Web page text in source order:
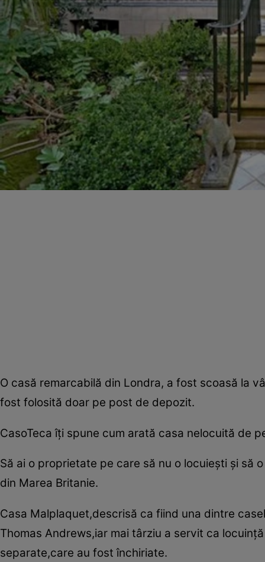
O casă remarcabilă din Londra, a fost scoasă la
fost folosită doar pe post de depozit.
CasoTeca îţi spune cum arată casa nelocuită de
Să ai o proprietate pe care să nu o locuieşti şi
din Marea Britanie.
Casa Malplaquet,descrisă ca fiind una dintre
Thomas Andrews,iar mai târziu a servit ca
separate,care au fost închiriate.